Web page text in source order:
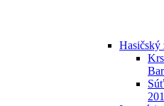
Hasičský